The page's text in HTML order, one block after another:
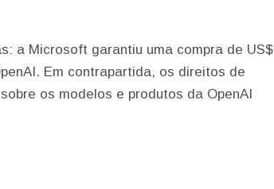
a Microsoft garantiu uma compra de US$
Em contrapartida, os direitos de
os modelos e produtos da OpenAI